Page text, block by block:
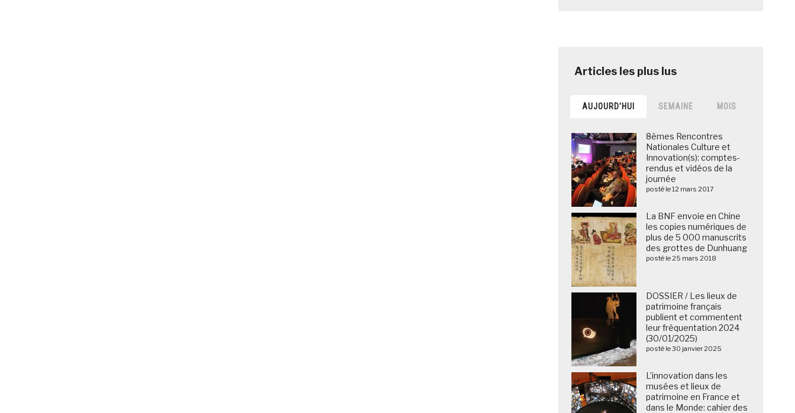
AUJOURD’HUI SEMAINE MOIS
8èmes Rencontres
Nationales Culture et
Innovation(s): comptes-
rendus et vidéos de la
journée
posté le 12 mars 2017
La BNF envoie en Chine
les copies numériques de
plus de 5 000 manuscrits
des grottes de Dunhuang
posté le 25 mars 2018
DOSSIER / Les lieux de
patrimoine français
publient et commentent
leur fréquentation 2024
(30/01/2025)
posté le 30 janvier 2025
L’innovation dans les
musées et lieux de
patrimoine en France et
dans le Monde: cahier des